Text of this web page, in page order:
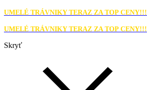
UMELÉ TRÁVNIKY TERAZ ZA TOP CENY!!!
UMELÉ TRÁVNIKY TERAZ ZA TOP CENY!!!
Skryť